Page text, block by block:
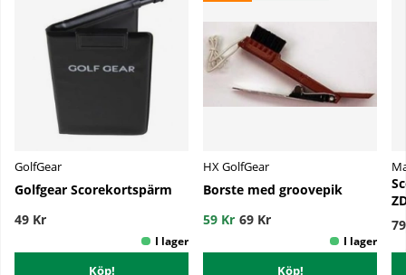
GolfGear
Golfgear Scorekortspärm
49 Kr
Köp!
HX GolfGear
Borste med groovepik
59 Kr 69 Kr
Köp!